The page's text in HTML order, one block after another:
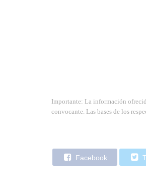
Importante: La información
convocante. Las bases de los
Facebook